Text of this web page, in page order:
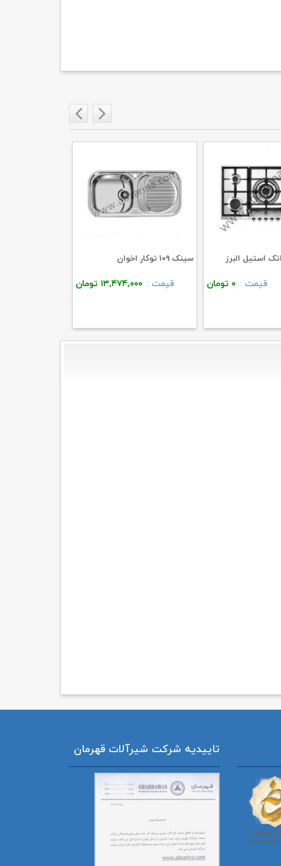
قیمت : ۰ تومان
سینک ۱۰۹ توکار اخوان
قیمت : ۱۳,۴۷۴,۰۰۰ تومان
تاییدیه شرکت شیرآلات قهرمان